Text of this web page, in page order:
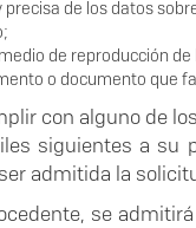
de los datos
de reproducción
o documento que
con alguno de
siguientes a su
admitida la
se